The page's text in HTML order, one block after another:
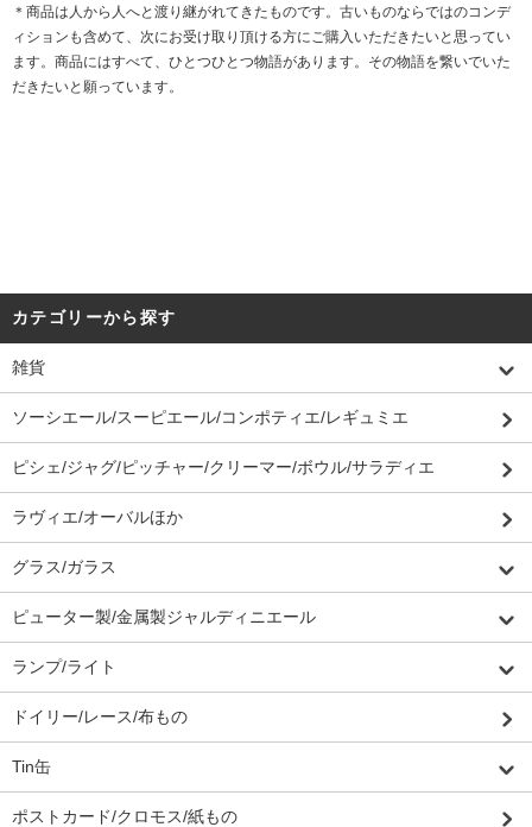
＊商品は人から人へと渡り継がれてきたものです。古いものならではのコンデ
ィションも含めて、次にお受け取り頂ける方にご購入いただきたいと思ってい
ます。商品にはすべて、ひとつひとつ物語があります。その物語を繋いでいた
だきたいと願っています。
カテゴリーから探す
雑貨
ソーシエール/スーピエール/コンポティエ/レギュミエ
ピシェ/ジャグ/ピッチャー/クリーマー/ボウル/サラディエ
ラヴィエ/オーバルほか
グラス/ガラス
ピューター製/金属製ジャルディニエール
ランプ/ライト
ドイリー/レース/布もの
Tin缶
ポストカード/クロモス/紙もの